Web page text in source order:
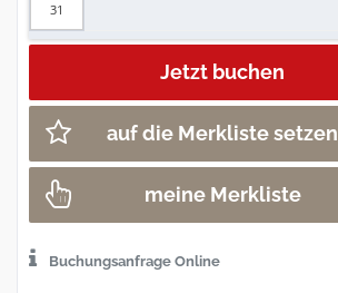
31
auf die Merkliste setzen
meine Merkliste
Buchungsanfrage Online